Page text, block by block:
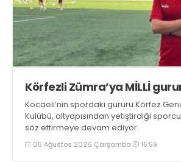
Körfezli Zümra’ya MİLLİ
Kocaeli’nin spordaki gururu Körfez
Kulübü, altyapısından yetiştirdiği
söz ettirmeye devam ediyor.
05 Ağustos 2026 Çarşamba 15:59